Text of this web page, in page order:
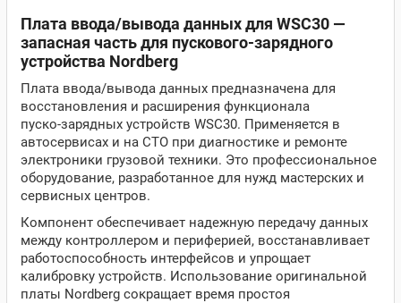
Плата ввода/вывода данных для WSC30 —
запасная часть для пускового-зарядного
устройства Nordberg
Плата ввода/вывода данных предназначена для
восстановления и расширения функционала
пуско‑зарядных устройств WSC30. Применяется в
автосервисах и на СТО при диагностике и ремонте
электроники грузовой техники. Это профессиональное
оборудование, разработанное для нужд мастерских и
сервисных центров.
Компонент обеспечивает надежную передачу данных
между контроллером и периферией, восстанавливает
работоспособность интерфейсов и упрощает
калибровку устройств. Использование оригинальной
платы Nordberg сокращает время простоя